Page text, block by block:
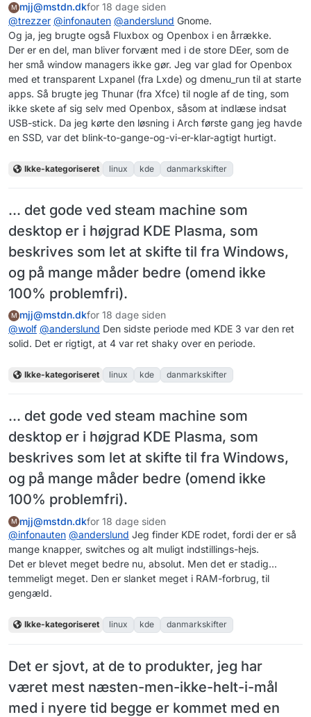
M mjj@mstdn.dkfor 18 dage siden
@trezzer @infonauten @anderslund Gnome.
Og ja, jeg brugte også Fluxbox og Openbox i en årrække.
Der er en del, man bliver forvænt med i de store DEer, som de
her små window managers ikke gør. Jeg var glad for Openbox
med et transparent Lxpanel (fra Lxde) og dmenu_run til at starte
apps. Så brugte jeg Thunar (fra Xfce) til nogle af de ting, som
ikke skete af sig selv med Openbox, såsom at indlæse indsat
USB-stick. Da jeg kørte den løsning i Arch første gang jeg havde
en SSD, var det blink-to-gange-og-vi-er-klar-agtigt hurtigt.
Ikke-kategoriseret linux kde danmarkskifter
... det gode ved steam machine som
desktop er i højgrad KDE Plasma, som
beskrives som let at skifte til fra Windows,
og på mange måder bedre (omend ikke
100% problemfri).
M mjj@mstdn.dkfor 18 dage siden
@wolf @anderslund Den sidste periode med KDE 3 var den ret
solid. Det er rigtigt, at 4 var ret shaky over en periode.
Ikke-kategoriseret linux kde danmarkskifter
... det gode ved steam machine som
desktop er i højgrad KDE Plasma, som
beskrives som let at skifte til fra Windows,
og på mange måder bedre (omend ikke
100% problemfri).
M mjj@mstdn.dkfor 18 dage siden
@infonauten @anderslund Jeg finder KDE rodet, fordi der er så
mange knapper, switches og alt muligt indstillings-hejs.
Det er blevet meget bedre nu, absolut. Men det er stadig...
temmeligt meget. Den er slanket meget i RAM-forbrug, til
gengæld.
Ikke-kategoriseret linux kde danmarkskifter
Det er sjovt, at de to produkter, jeg har
været mest næsten-men-ikke-helt-i-mål
med i nyere tid begge er kommet med en